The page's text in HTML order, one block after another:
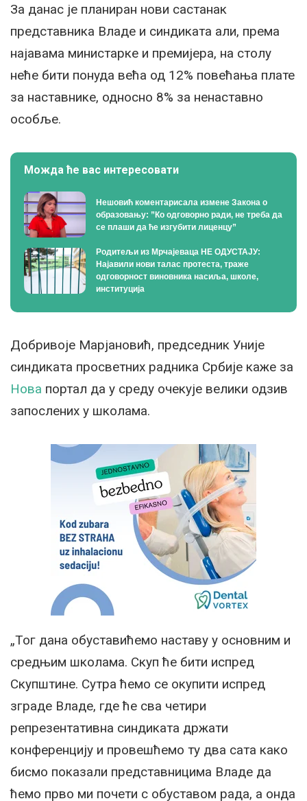
За данас је планиран нови састанак
представника Владе и синдиката али, према
најавама министарке и премијера, на столу
неће бити понуда већа од 12% повећања плате
за наставнике, односно 8% за ненаставно
особље.
Можда ће вас интересовати
Нешовић коментарисала измене Закона о
образовању: ”Ко одговорно ради, не треба да
се плаши да ће изгубити лиценцу”
Родитељи из Мрчајеваца НЕ ОДУСТАЈУ:
Најавили нови талас протеста, траже
одговорност виновника насиља, школе,
институција
Добривоје Марјановић, председник Уније
синдиката просветних радника Србије каже за
Нова портал да у среду очекује велики одзив
запослених у школама.
„Тог дана обуставићемо наставу у основним и
средњим школама. Скуп ће бити испред
Скупштине. Сутра ћемо се окупити испред
зграде Владе, где ће сва четири
репрезентативна синдиката држати
конференцију и провешћемо ту два сата како
бисмо показали представницима Владе да
ћемо прво ми почети с обуставом рада, а онда